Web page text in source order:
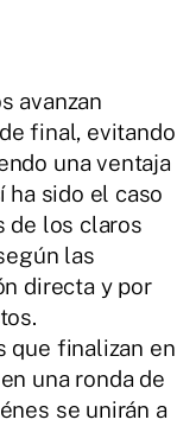
avanzan
final, evitando
una ventaja
sido el caso
de los claros
las
directa y por
que finalizan en
una ronda de
se unirán a